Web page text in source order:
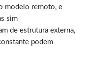
modelo remoto, e
sim
de estrutura externa,
podem